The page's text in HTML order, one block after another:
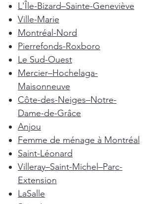
L'Île-Bizard–Sainte-Geneviève
Ville-Marie
Montréal-Nord
Pierrefonds-Roxboro
Le Sud-Ouest
Mercier–Hochelaga-
Maisonneuve
Côte-des-Neiges–Notre-
Dame-de-Grâce
Anjou
Femme de ménage à Montréal
Saint-Léonard
Villeray–Saint-Michel–Parc-
Extension
LaSalle